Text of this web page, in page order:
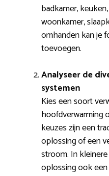
badkamer,
woonkamer,
omhanden kan je
toevoegen.
Analyseer de
systemen
Kies een soort
hoofdverwarming
keuzes zijn een
oplossing of een
stroom. In
oplossing ook